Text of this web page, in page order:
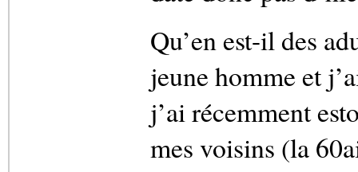
Qu’en est-il des
jeune homme et
j’ai récemment
mes voisins (la